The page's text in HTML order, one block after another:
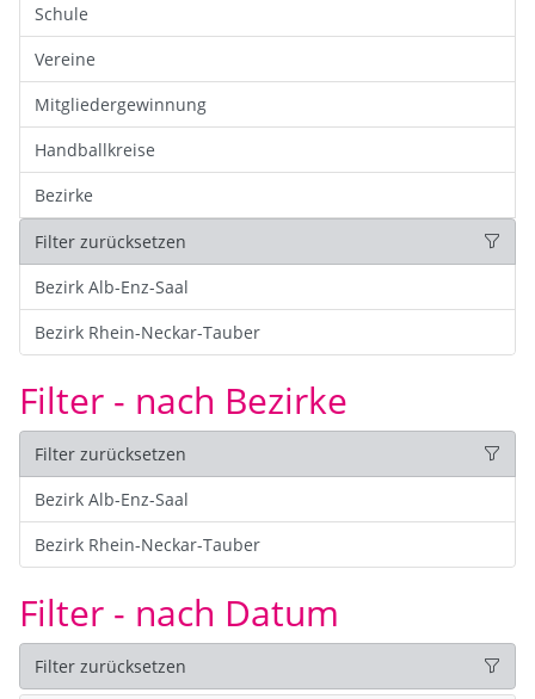
Schule
Vereine
Mitgliedergewinnung
Handballkreise
Bezirke
Filter zurücksetzen
Bezirk Alb-Enz-Saal
Bezirk Rhein-Neckar-Tauber
Filter - nach Bezirke
Filter zurücksetzen
Bezirk Alb-Enz-Saal
Bezirk Rhein-Neckar-Tauber
Filter - nach Datum
Filter zurücksetzen